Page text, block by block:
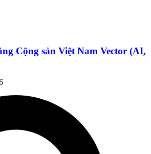
Cộng sản Việt Nam Vector (AI,